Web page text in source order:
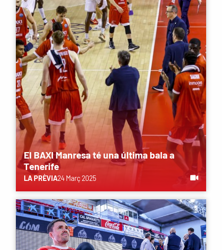
El BAXI Manresa té una última bala a
Tenerife
LA PRÈVIA24 Març 2025